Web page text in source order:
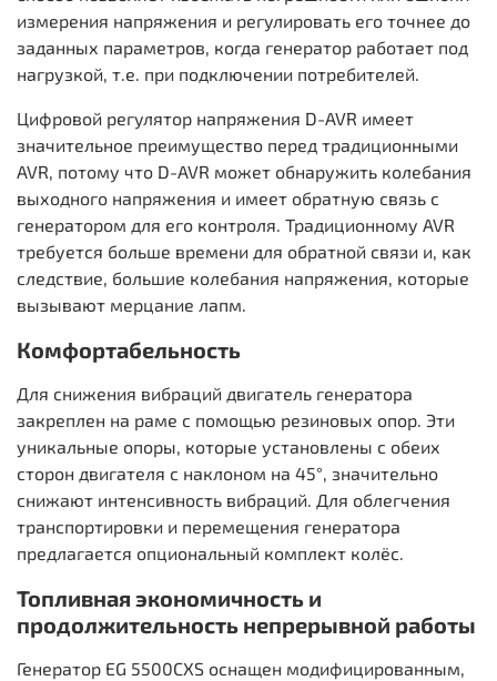
измерения напряжения и регулировать его точнее до
заданных параметров, когда генератор работает под
нагрузкой, т.е. при подключении потребителей.
Цифровой регулятор напряжения D-AVR имеет
значительное преимущество перед традиционными
AVR, потому что D-AVR может обнаружить колебания
выходного напряжения и имеет обратную связь с
генератором для его контроля. Традиционному AVR
требуется больше времени для обратной связи и, как
следствие, большие колебания напряжения, которые
вызывают мерцание лапм.
Комфортабельность
Для снижения вибраций двигатель генератора
закреплен на раме с помощью резиновых опор. Эти
уникальные опоры, которые установлены с обеих
сторон двигателя с наклоном на 45°, значительно
снижают интенсивность вибраций. Для облегчения
транспортировки и перемещения генератора
предлагается опциональный комплект колёс.
Топливная экономичность и
продолжительность непрерывной работы
Генератор EG 5500CXS оснащен модифицированным,